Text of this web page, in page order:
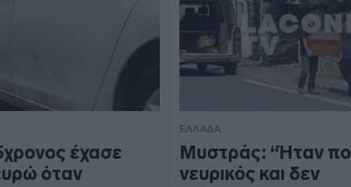
έχασε
όταν
ΕΛΛΑΔΑ
Μυστράς: “Ήταν
νευρικός και δεν